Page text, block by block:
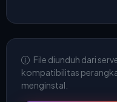
File diunduh dari
kompatibilitas
menginstal.